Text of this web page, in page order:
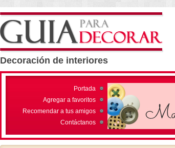
Decoración de interiores
Portada
Agregar a favoritos
Recomendar a tus amigos
Contáctanos